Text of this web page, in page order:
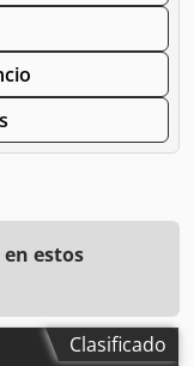
estos
Clasificado